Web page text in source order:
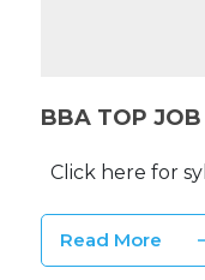
BBA TOP JOB
Click here for
Read More